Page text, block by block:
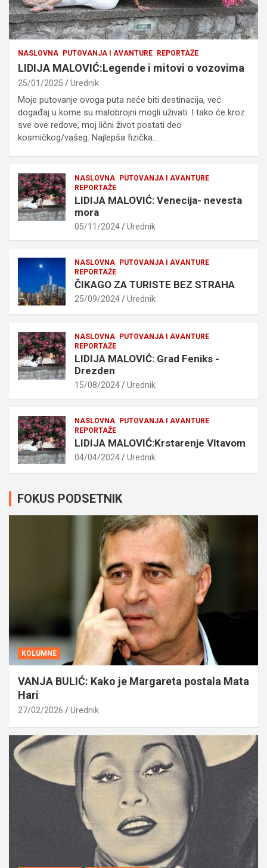
NASLOVNA PUTOVANJA I AVANTURE REPORTAŽE
LIDIJA MALOVIĆ:Legende i mitovi o vozovima
25/01/2025 Urednik
Moje putovanje ovoga puta neće biti destinacija, već
događaj u kome su malobrojni mogli uživati. I tako će kroz
sve ove redove, moj lični život postati deo
kosmičkog/vašeg. Najlepša fizička…
NASLOVNA PUTOVANJA I AVANTURE
REPORTAŽE
LIDIJA MALOVIĆ: Venecija- nevesta
mora
05/11/2024 Urednik
NASLOVNA PUTOVANJA I AVANTURE
REPORTAŽE
ČIKAGO ZA TURISTE BEZ STRAHA
25/09/2024 Urednik
NASLOVNA PUTOVANJA I AVANTURE
REPORTAŽE
LIDIJA MALOVIĆ: Grad Feniks -
Drezden
15/08/2024 Urednik
NASLOVNA PUTOVANJA I AVANTURE
REPORTAŽE
LIDIJA MALOVIĆ:Krstarenje Vltavom
04/04/2024 Urednik
FOKUS PODSETNIK
KOLUMNE
VANJA BULIĆ: Kako je Margareta postala Mata
Hari
27/02/2026 Urednik